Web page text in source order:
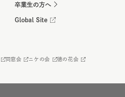
卒業生の方へ
Global Site
同窓会 ニケの会 徳の花会